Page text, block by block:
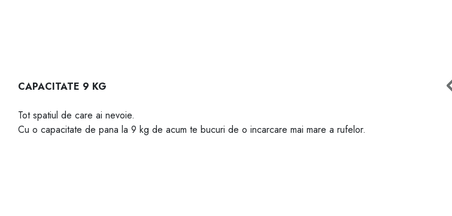
CAPACITATE 9 KG
Tot spatiul de care ai nevoie.
Cu o capacitate de pana la 9 kg de acum te bucuri de o incarcare mai mare a rufelor.